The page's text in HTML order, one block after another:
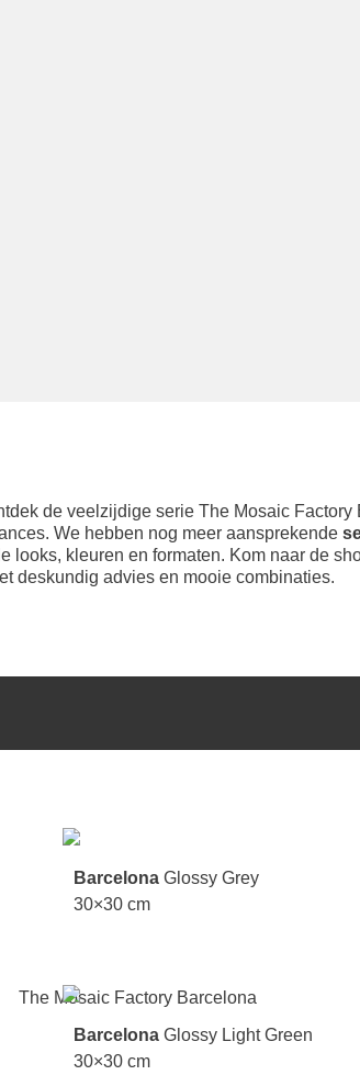
de veelzijdige serie The Mosaic
We hebben nog meer aansprekende
looks, kleuren en formaten. Kom naar de
deskundig advies en mooie combinaties.
Barcelona Glossy Grey
30×30 cm
Barcelona Glossy Light Green
30×30 cm